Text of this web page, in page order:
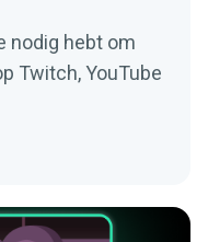
nodig hebt om
Twitch, YouTube